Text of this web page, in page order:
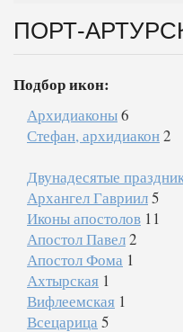
ПОРТ-
Подбор икон:
Архидиаконы6
Стефан, архидиакон2
Двунадесятые
Архангел Гавриил5
Иконы апостолов 11
Апостол Павел2
Апостол Фома 1
Ахтырская 1
Вифлеемская 1
Всецарица 5